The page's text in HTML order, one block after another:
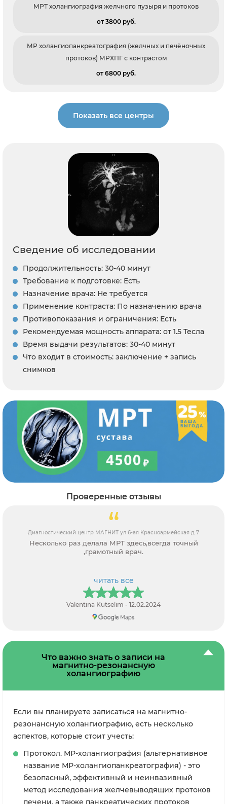
МРТ холангиография желчного пузыря и протоков
от 3800 pуб.
МР холангиопанкреатография (желчных и печёночных
протоков) МРХПГ с контрастом
от 6800 pуб.
Показать все центры
Сведение об исследовании
Продолжительность: 30-40 минут
Требование к подготовке: Есть
Назначение врача: Не требуется
Применение контраста: По назначению врача
Противопоказания и ограничения: Есть
Рекомендуемая мощность аппарата: от 1.5 Тесла
Время выдачи результатов: 30-40 минут
Что входит в стоимость: заключение + запись
снимков
Проверенные отзывы
Диагностический центр МАГНИТ ул 6-ая Красноармейская д 7
Несколько раз делала МРТ здесь,всегда точный
,грамотный врач.
читать все
Valentina Kutselim - 12.02.2024
Что важно знать о записи на
магнитно-резонансную
холангиографию
Если вы планируете записаться на магнитно-
резонансную холангиографию, есть несколько
аспектов, которые стоит учесть:
Протокол. МР-холангиография (альтернативное
название МР-холангиопанкреатография) - это
безопасный, эффективный и неинвазивный
метод исследования желчевыводящих протоков
печени, а также панкреатических протоков